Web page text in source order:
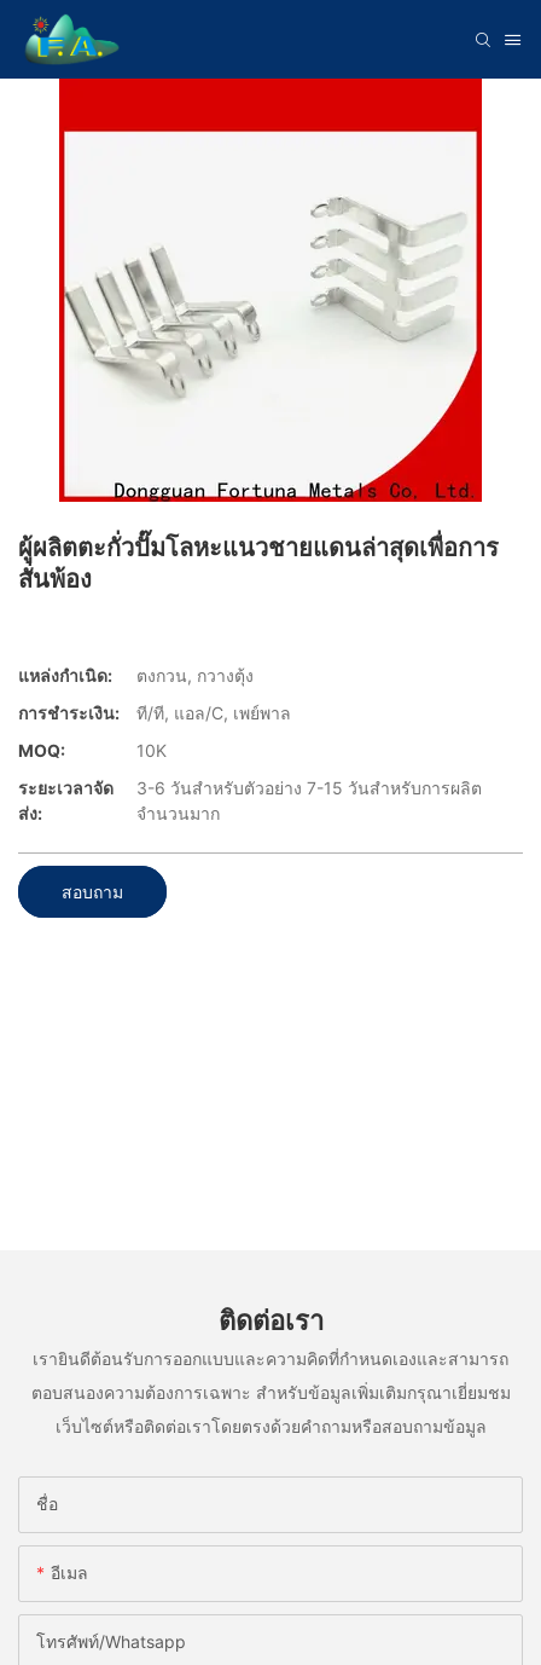
ผู้ผลิตตะกั่วปั๊มโลหะแนวชายแดนล่าสุดเพื่อการ
สั่นพ้อง
แหล่งกำเนิด:
ตงกวน, กวางตุ้ง
การชำระเงิน:
ที/ที, แอล/C, เพย์พาล
MOQ:
10K
ระยะเวลาจัด
ส่ง:
3-6 วันสำหรับตัวอย่าง 7-15 วันสำหรับการผลิต
จำนวนมาก
สอบถาม
ติดต่อเรา
เรายินดีต้อนรับการออกแบบและความคิดที่กำหนดเองและสามารถ
ตอบสนองความต้องการเฉพาะ สำหรับข้อมูลเพิ่มเติมกรุณาเยี่ยมชม
เว็บไซต์หรือติดต่อเราโดยตรงด้วยคำถามหรือสอบถามข้อมูล
ชื่อ
อีเมล
โทรศัพท์/whatsapp